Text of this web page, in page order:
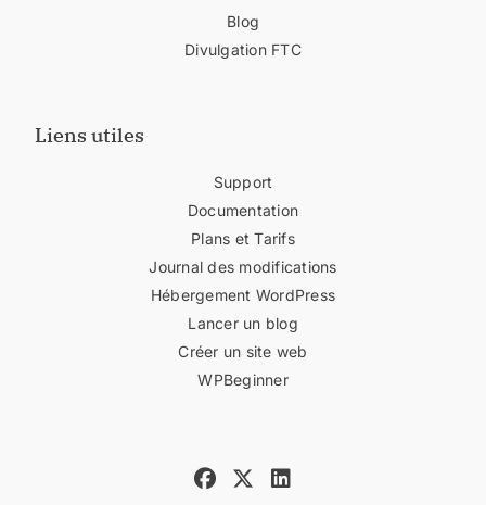
Blog
Divulgation FTC
Liens utiles
Support
Documentation
Plans et Tarifs
Journal des modifications
Hébergement WordPress
Lancer un blog
Créer un site web
WPBeginner